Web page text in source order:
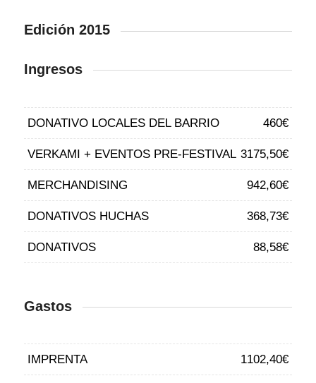
Edición 2015
Ingresos
DONATIVO LOCALES DEL BARRIO 460€
VERKAMI + EVENTOS PRE-FESTIVAL 3175,50€
MERCHANDISING 942,60€
DONATIVOS HUCHAS 368,73€
DONATIVOS 88,58€
Gastos
IMPRENTA 1102,40€